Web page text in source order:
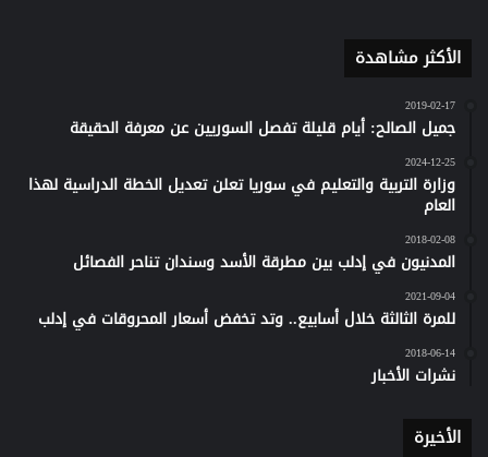
الأكثر مشاهدة
2019-02-17
جميل الصالح: أيام قليلة تفصل السوريين عن معرفة الحقيقة
2024-12-25
وزارة التربية والتعليم في سوريا تعلن تعديل الخطة الدراسية لهذا
العام
2018-02-08
المدنيون في إدلب بين مطرقة الأسد وسندان تناحر الفصائل
2021-09-04
للمرة الثالثة خلال أسابيع.. وتد تخفض أسعار المحروقات في إدلب
2018-06-14
نشرات الأخبار
الأخيرة